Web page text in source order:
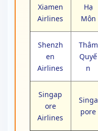
Xiamen
Airlines
Hạ
Môn
Shenzh
en
Airlines
Thâm
Quyế
n
Singap
ore
Airlines
Singa
pore